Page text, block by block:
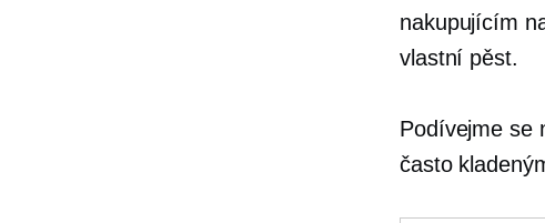
nakupujícím
vlastní pěst.
Podívejme se
často